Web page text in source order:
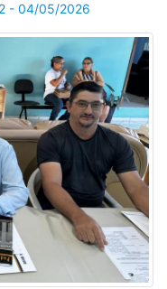
- 04/05/2026